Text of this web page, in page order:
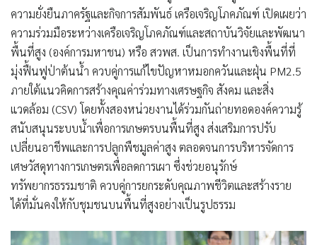
ความยั่งยืนภาครัฐและกิจการสัมพันธ์ เครือเจริญโภคภัณฑ์ เปิดเผยว่า
ความร่วมมือระหว่างเครือเจริญโภคภัณฑ์และสถาบันวิจัยและพัฒนา
พื้นที่สูง (องค์การมหาชน) หรือ สวพส. เป็นการทำงานเชิงพื้นที่ที่
มุ่งฟื้นฟูป่าต้นน้ำ ควบคู่การแก้ไขปัญหาหมอกควันและฝุ่น PM2.5
ภายใต้แนวคิดการสร้างคุณค่าร่วมทางเศรษฐกิจ สังคม และสิ่ง
แวดล้อม (CSV) โดยทั้งสองหน่วยงานได้ร่วมกันถ่ายทอดองค์ความรู้
สนับสนุนระบบน้ำเพื่อการเกษตรบนพื้นที่สูง ส่งเสริมการปรับ
เปลี่ยนอาชีพและการปลูกพืชมูลค่าสูง ตลอดจนการบริหารจัดการ
เศษวัสดุทางการเกษตรเพื่อลดการเผา ซึ่งช่วยอนุรักษ์
ทรัพยากรธรรมชาติ ควบคู่การยกระดับคุณภาพชีวิตและสร้างราย
ได้ที่มั่นคงให้กับชุมชนบนพื้นที่สูงอย่างเป็นรูปธรรม